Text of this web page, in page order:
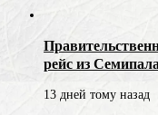
рейс из
13 дней тому назад